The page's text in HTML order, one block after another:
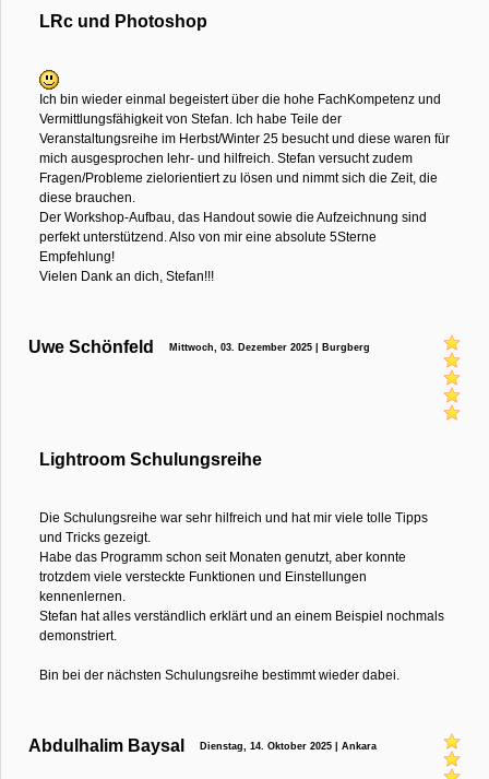
LRc und Photoshop
Ich bin wieder einmal begeistert über die hohe FachKompetenz und
Vermittlungsfähigkeit von Stefan. Ich habe Teile der
Veranstaltungsreihe im Herbst/Winter 25 besucht und diese waren für
mich ausgesprochen lehr- und hilfreich. Stefan versucht zudem
Fragen/Probleme zielorientiert zu lösen und nimmt sich die Zeit, die
diese brauchen.
Der Workshop-Aufbau, das Handout sowie die Aufzeichnung sind
perfekt unterstützend. Also von mir eine absolute 5Sterne
Empfehlung!
Vielen Dank an dich, Stefan!!!
Uwe Schönfeld Mittwoch, 03. Dezember 2025 | Burgberg
Lightroom Schulungsreihe
Die Schulungsreihe war sehr hilfreich und hat mir viele tolle Tipps
und Tricks gezeigt.
Habe das Programm schon seit Monaten genutzt, aber konnte
trotzdem viele versteckte Funktionen und Einstellungen
kennenlernen.
Stefan hat alles verständlich erklärt und an einem Beispiel nochmals
demonstriert.
Bin bei der nächsten Schulungsreihe bestimmt wieder dabei.
Abdulhalim Baysal Dienstag, 14. Oktober 2025 | Ankara